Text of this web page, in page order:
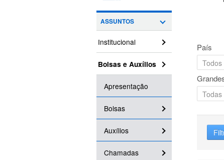
ASSUNTOS
Institucional
Bolsas e Auxílios
Apresentação
Bolsas
Auxílios
Chamadas
País